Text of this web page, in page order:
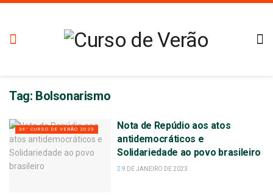
Tag: Bolsonarismo
36° CURSO DE VERÃO 2023
Nota de Repúdio aos atos
antidemocráticos e
Solidariedade ao povo brasileiro
9 DE JANEIRO DE 2023